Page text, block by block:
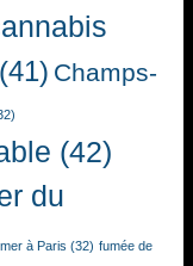
(41) Champs-
(42)
du
à Paris (32) fumée de